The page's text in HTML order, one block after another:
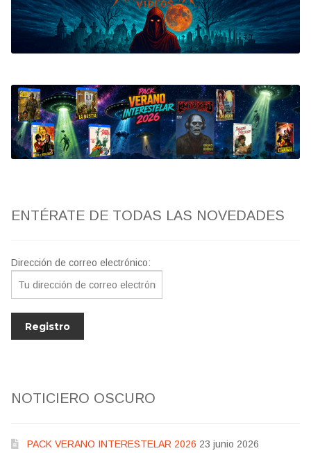
Bluray
Clasificada S
artwork
fantaterror
Jesús Franco
ENTÉRATE DE TODAS LAS NOVEDADES
Dirección de correo electrónico:
NOTICIERO OSCURO
PACK VERANO INTERESTELAR 2026 23 junio 2026